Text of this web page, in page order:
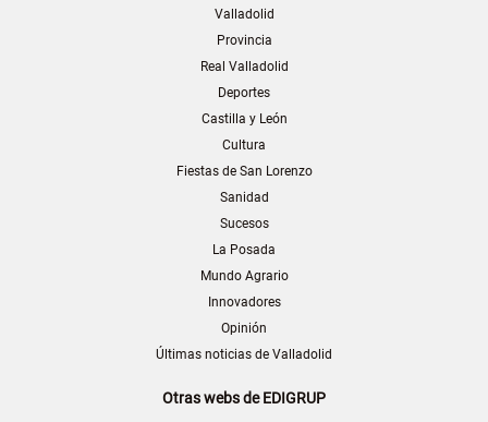
Valladolid
Provincia
Real Valladolid
Deportes
Castilla y León
Cultura
Fiestas de San Lorenzo
Sanidad
Sucesos
La Posada
Mundo Agrario
Innovadores
Opinión
Últimas noticias de Valladolid
Otras webs de EDIGRUP